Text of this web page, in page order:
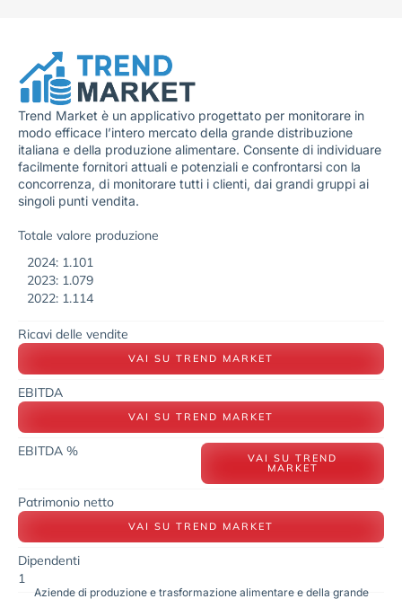
Trend Market è un applicativo progettato per monitorare in
modo efficace l’intero mercato della grande distribuzione
italiana e della produzione alimentare. Consente di individuare
facilmente fornitori attuali e potenziali e confrontarsi con la
concorrenza, di monitorare tutti i clienti, dai grandi gruppi ai
singoli punti vendita.
Totale valore produzione
2024: 1.101
2023: 1.079
2022: 1.114
Ricavi delle vendite
VAI SU TREND MARKET
EBITDA
VAI SU TREND MARKET
EBITDA % VAI SU TREND
MARKET
Patrimonio netto
VAI SU TREND MARKET
Dipendenti
1
Aziende di produzione e trasformazione alimentare e della grande